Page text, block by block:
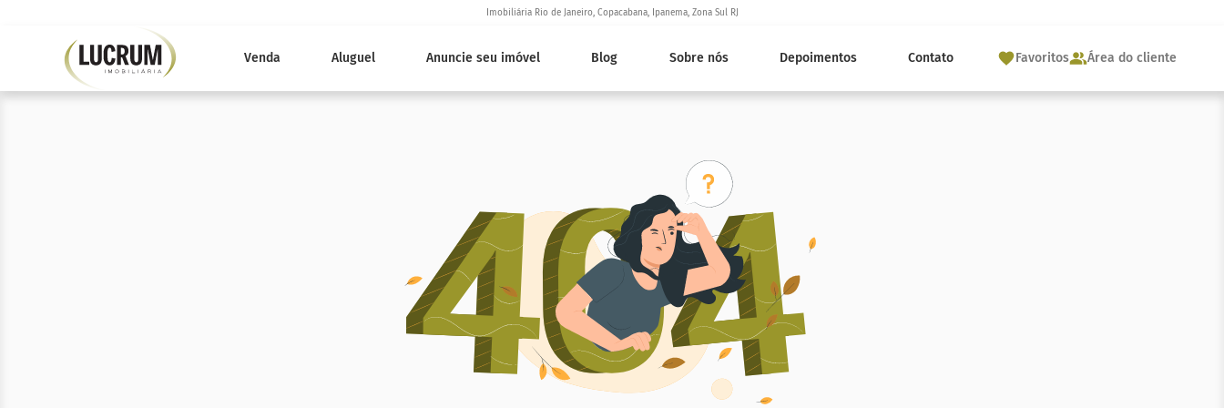
Imobiliária Rio de Janeiro, Copacabana, Ipanema, Zona Sul RJ
Venda Aluguel Anuncie seu imóvel Blog Sobre nós Depoimentos Contato Favoritos Área do cliente